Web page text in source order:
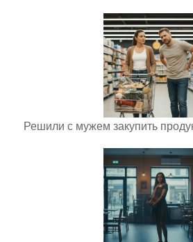
Решили с мужем закупить